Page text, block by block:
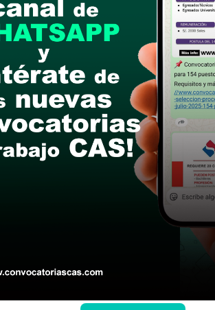
de las bases
en Economía,
la profesión
en el Sector Públicoo o Privado.
desarrollando funciones
al menos un(01)año debe ser